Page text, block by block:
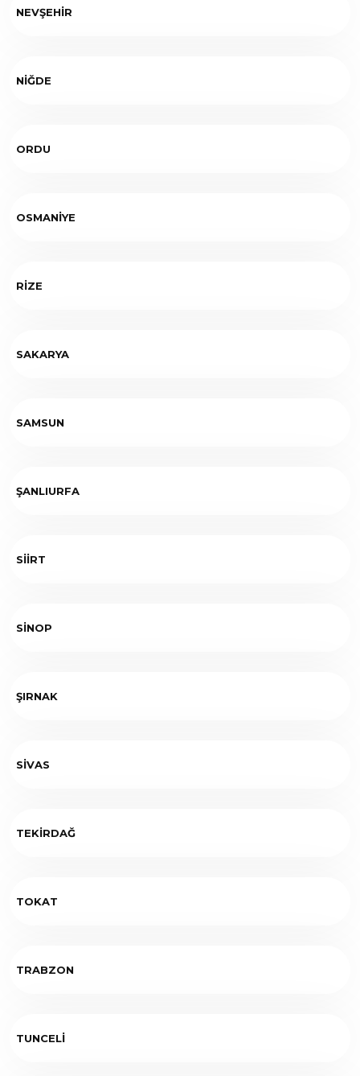
NEVŞEHİR
NİĞDE
ORDU
OSMANİYE
RİZE
SAKARYA
SAMSUN
ŞANLIURFA
SİİRT
SİNOP
ŞIRNAK
SİVAS
TEKİRDAĞ
TOKAT
TRABZON
TUNCELİ